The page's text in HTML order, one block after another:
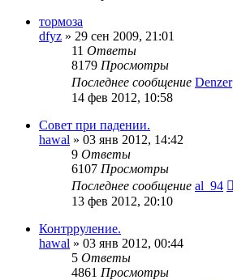
тормоза
dfyz » 29 сен 2009, 21:01
11 Ответы
8179 Просмотры
Последнее сообщение Denzer
14 фев 2012, 10:58
Совет при падении.
hawal » 03 янв 2012, 14:42
9 Ответы
6107 Просмотры
Последнее сообщение al_94
13 фев 2012, 20:10
Контрруление.
hawal » 03 янв 2012, 00:44
5 Ответы
4861 Просмотры